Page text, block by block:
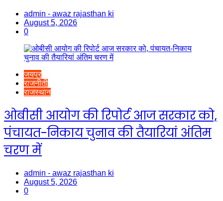
admin - awaz rajasthan ki
August 5, 2026
0
जयपुर
राजनीती
राजस्थान
ओबीसी आयोग की रिपोर्ट आज सरकार को,
पंचायत-निकाय चुनाव की तैयारियां अंतिम
चरण में
admin - awaz rajasthan ki
August 5, 2026
0